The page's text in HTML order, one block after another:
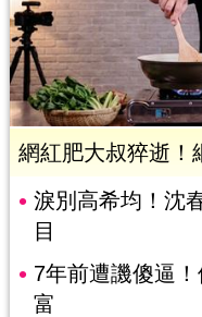
網紅肥大叔猝逝！
淚別高希均！沈
目
7年前遭譏傻逼
富